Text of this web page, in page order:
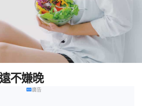
不嫌晚
廣告